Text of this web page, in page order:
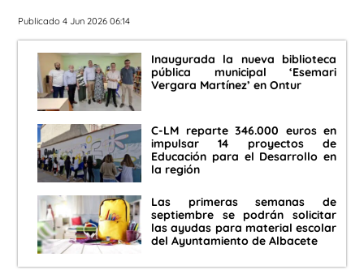
Publicado 4 Jun 2026 06:14
Inaugurada la nueva biblioteca
pública municipal ‘Esemari
Vergara Martínez’ en Ontur
C-LM reparte 346.000 euros en
impulsar 14 proyectos de
Educación para el Desarrollo en
la región
Las primeras semanas de
septiembre se podrán solicitar
las ayudas para material escolar
del Ayuntamiento de Albacete